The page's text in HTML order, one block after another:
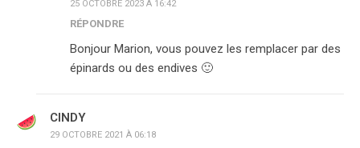
25 OCTOBRE 2023 À 16:42
RÉPONDRE
Bonjour Marion, vous pouvez les remplacer par des
épinards ou des endives 🙂
CINDY
29 OCTOBRE 2021 À 06:18